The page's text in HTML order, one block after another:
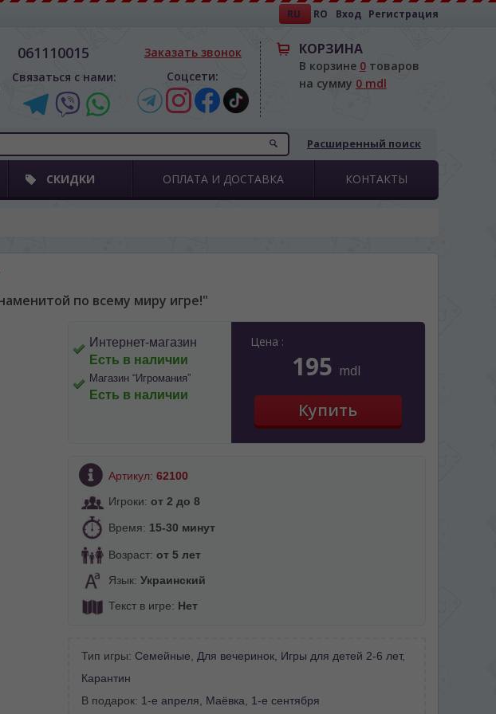
RU RO Вход Регистрация
061110015
Связаться с нами:
Заказать звонок
Соцсети:
КОРЗИНА
В корзине 0товаров
на сумму 0 mdl
Расширенный поиск
СКИДКИ ОПЛАТА И ДОСТАВКА КОНТАКТЫ
по всему миру игре!"
Цена :
195 mdl
Интернет-магазин
Есть в наличии
Магазин “Игромания”
Есть в наличии
Артикул: 62100
Игроки: от 2 до 8
Время: 15-30 минут
Возраст: от 5 лет
Язык: Украинский
Текст в игре: Нет
Тип игры: Семейные Для вечеринок, Игры для детей 2-6 лет,
Карантин
В подарок: 1-е апреля Маёвка
1-е сентября